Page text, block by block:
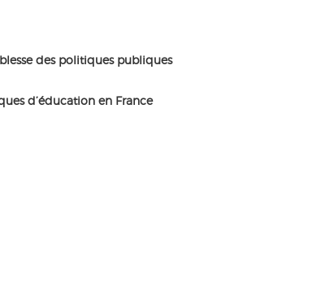
des politiques publiques
d’éducation en France